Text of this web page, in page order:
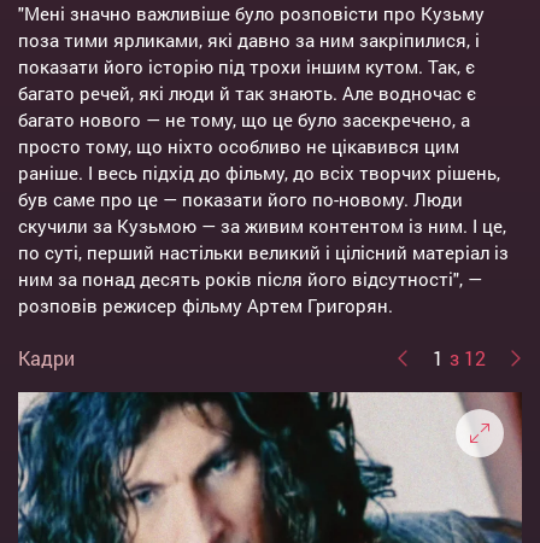
"Мені значно важливіше було розповісти про Кузьму
поза тими ярликами, які давно за ним закріпилися, і
показати його історію під трохи іншим кутом. Так, є
багато речей, які люди й так знають. Але водночас є
багато нового — не тому, що це було засекречено, а
просто тому, що ніхто особливо не цікавився цим
раніше. І весь підхід до фільму, до всіх творчих рішень,
був саме про це — показати його по-новому. Люди
скучили за Кузьмою — за живим контентом із ним. І це,
по суті, перший настільки великий і цілісний матеріал із
ним за понад десять років після його відсутності", —
розповів режисер фільму Артем Григорян.
Кадри 1 з 12